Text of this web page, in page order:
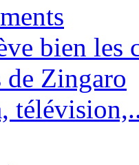
bien les
de Zingaro